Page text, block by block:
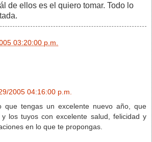
de ellos es el quiero tomar. Todo lo
03:20:00 p.m.
2005 04:16:00 p.m.
que tengas un excelente nuevo año, que
los tuyos con excelente salud, felicidad y
en lo que te propongas.